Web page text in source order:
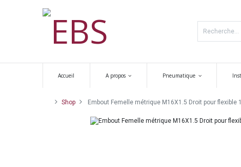
Accueil A propos Pneumatique
Shop Embout Femelle métrique M16X1.5 Droit pour flexible